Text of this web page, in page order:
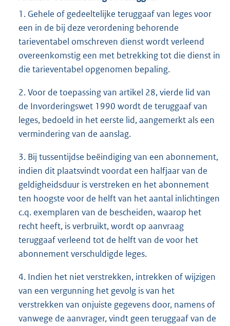
1. Gehele of gedeeltelijke teruggaaf van leges voor
een in de bij deze verordening behorende
tarieventabel omschreven dienst wordt verleend
overeenkomstig een met betrekking tot die dienst in
die tarieventabel opgenomen bepaling.
2. Voor de toepassing van artikel 28, vierde lid van
de Invorderingswet 1990 wordt de teruggaaf van
leges, bedoeld in het eerste lid, aangemerkt als een
vermindering van de aanslag.
3. Bij tussentijdse beëindiging van een abonnement,
indien dit plaatsvindt voordat een halfjaar van de
geldigheidsduur is verstreken en het abonnement
ten hoogste voor de helft van het aantal inlichtingen
c.q. exemplaren van de bescheiden, waarop het
recht heeft, is verbruikt, wordt op aanvraag
teruggaaf verleend tot de helft van de voor het
abonnement verschuldigde leges.
4. Indien het niet verstrekken, intrekken of wijzigen
van een vergunning het gevolg is van het
verstrekken van onjuiste gegevens door, namens of
vanwege de aanvrager, vindt geen teruggaaf van de